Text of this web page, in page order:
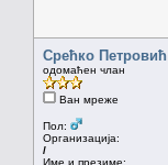
Срећко Петровић
одомаћен члан
Ван мреже
Пол:
Организација:
/
Име и презиме: